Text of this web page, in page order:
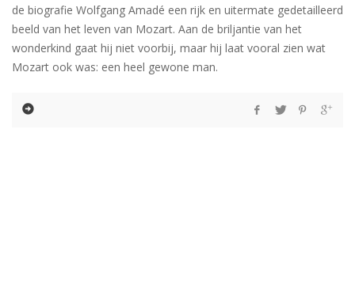
de biografie Wolfgang Amadé een rijk en uitermate gedetailleerd
beeld van het leven van Mozart. Aan de briljantie van het
wonderkind gaat hij niet voorbij, maar hij laat vooral zien wat
Mozart ook was: een heel gewone man.